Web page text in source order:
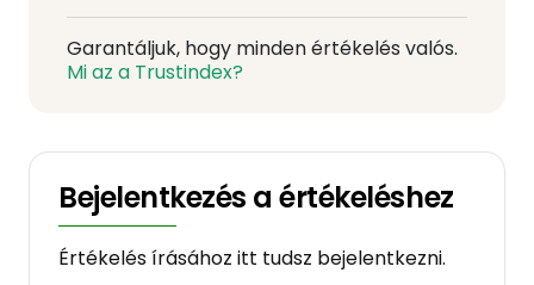
Garantáljuk, hogy minden értékelés valós.
Mi az a Trustindex?
Bejelentkezés a értékeléshez
Értékelés írásához itt tudsz bejelentkezni.